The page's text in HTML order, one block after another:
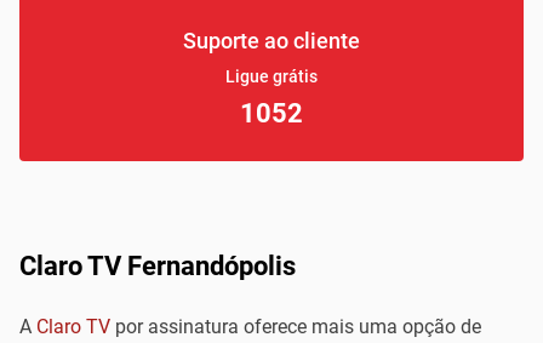
Suporte ao cliente
Ligue grátis
1052
Claro TV Fernandópolis
A Claro TV por assinatura oferece mais uma opção de